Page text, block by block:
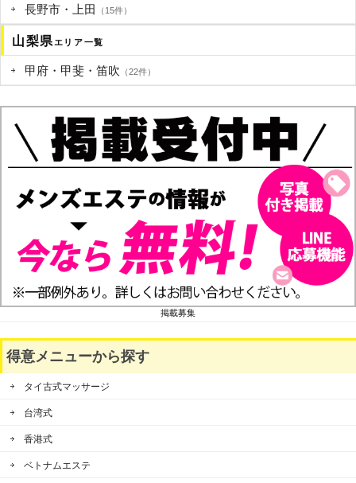
長野市・上田 （15件）
山梨県エリア一覧
甲府・甲斐・笛吹 （22件）
掲載募集
得意メニューから探す
タイ古式マッサージ
台湾式
香港式
ベトナムエステ